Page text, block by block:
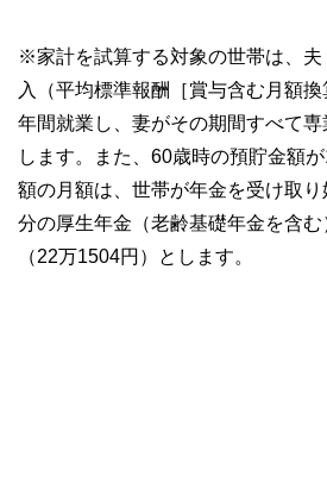
※家計を試算する対象の世帯は、夫
入（平均標準報酬［賞与含む月額
年間就業し、妻がその期間すべて
します。また、60歳時の預貯金額
額の月額は、世帯が年金を受け取り
分の厚生年金（老齢基礎年金を含
（22万1504円）とします。